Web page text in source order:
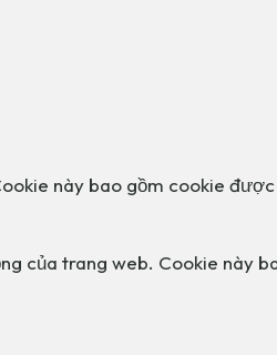
này bao gồm cookie
của trang web. Cookie này